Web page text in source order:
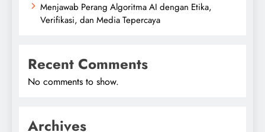
Menjawab Perang Algoritma AI dengan Etika,
Verifikasi, dan Media Tepercaya
Recent Comments
No comments to show.
Archives